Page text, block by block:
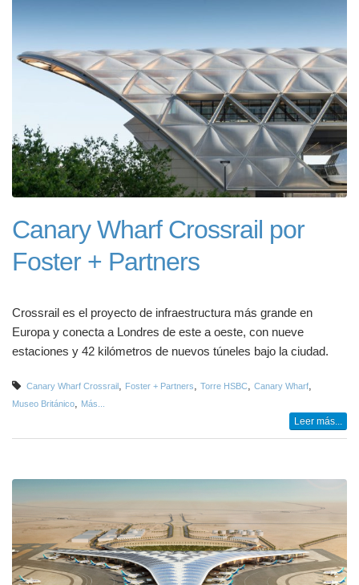
Canary Wharf Crossrail por
Foster + Partners
Crossrail es el proyecto de infraestructura más grande en
Europa y conecta a Londres de este a oeste, con nueve
estaciones y 42 kilómetros de nuevos túneles bajo la ciudad.
Canary Wharf Crossrail, Foster + Partners, Torre HSBC, Canary Wharf,
Museo Británico, Más...
Leer más...